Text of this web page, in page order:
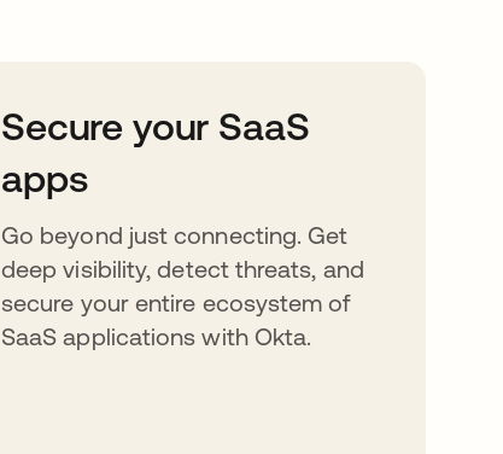
Secure your SaaS
apps
Go beyond just connecting. Get
deep visibility, detect threats, and
secure your entire ecosystem of
SaaS applications with Okta.